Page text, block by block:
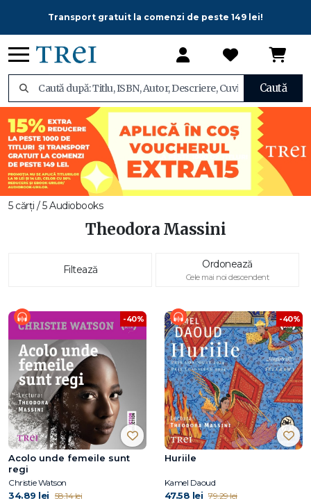
Transport gratuit la comenzi de peste 149 lei!
Caută
5 cărți / 5 Audiobooks
Theodora Massini
Filtează Ordonează
Cele mai noi descendent
-40%
Acolo unde femeile sunt
regi
Christie Watson
34.89 lei 58.14 lei
-40%
Huriile
Kamel Daoud
47.58 lei 79.29 lei